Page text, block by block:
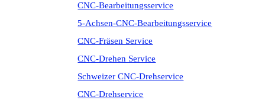
CNC-Bearbeitungsservice
5-Achsen-CNC-Bearbeitungsservice
CNC-Fräsen Service
CNC-Drehen Service
Schweizer CNC-Drehservice
CNC-Drehservice